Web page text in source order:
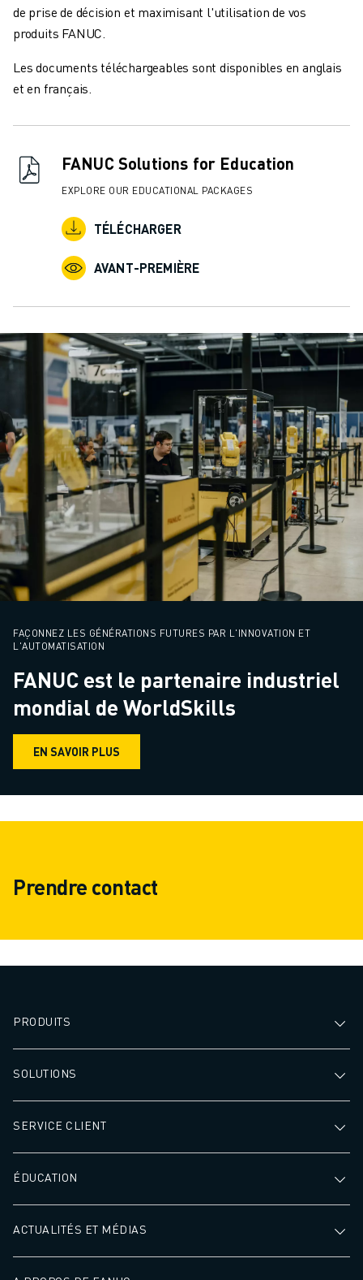
de prise de décision et maximisant l'utilisation de vos
produits FANUC.
Les documents téléchargeables sont disponibles en anglais
et en français.
FANUC Solutions for Education
EXPLORE OUR EDUCATIONAL PACKAGES
TÉLÉCHARGER
AVANT-PREMIÈRE
FAÇONNEZ LES GÉNÉRATIONS FUTURES PAR L'INNOVATION ET
L'AUTOMATISATION
FANUC est le partenaire industriel
mondial de WorldSkills
EN SAVOIR PLUS
Prendre contact
PRODUITS
SOLUTIONS
SERVICE CLIENT
ÉDUCATION
ACTUALITÉS ET MÉDIAS